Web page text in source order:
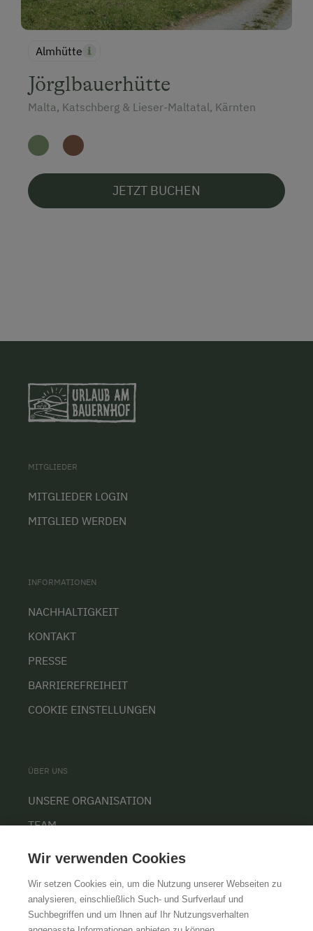
Almhütte
Jörglbauerhütte
Malta, Katschberg & Lieser-Maltatal, Kärnten
JETZT BUCHEN
MITGLIEDER
MITGLIEDER LOGIN
MITGLIED WERDEN
INFORMATIONEN
NACHHALTIGKEIT
KONTAKT
PRESSE
BARRIEREFREIHEIT
COOKIE EINSTELLUNGEN
ÜBER UNS
UNSERE ORGANISATION
TEAM
KARRIERE
Wir verwenden Cookies
Wir setzen Cookies ein, um die Nutzung unserer Webseiten zu
analysieren, einschließlich Such- und Surfverlauf und
Suchbegriffen und um Ihnen auf Ihr Nutzungsverhalten